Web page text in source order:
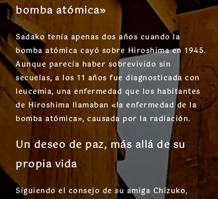
bomba atómica»
Sadako tenía apenas dos años cuando la
bomba atómica cayó sobre Hiroshima en 1945.
Aunque parecía haber sobrevivido sin
secuelas, a los 11 años fue diagnosticada con
leucemia, una enfermedad que los habitantes
de Hiroshima llamaban «la enfermedad de la
bomba atómica», causada por la radiación.
Un deseo de paz, más allá de su
propia vida
Siguiendo el consejo de su amiga Chizuko,